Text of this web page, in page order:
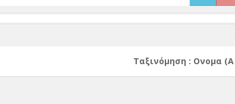
Тαξινόμηση : Ονομα